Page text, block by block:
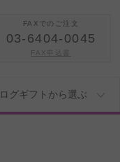
FAXでのご注文
03-6404-0045
FAX申込書
グギフトから選ぶ